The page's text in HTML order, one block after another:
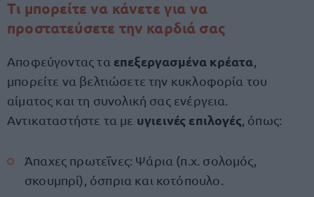
Τι μπορείτε να κάνετε για να
προστατεύσετε την καρδιά σας
Αποφεύγοντας τα επεξεργασμένα κρέατα
μπορείτε να βελτιώσετε την κυκλοφορία του
αίματος και τη συνολική σας ενέργεια.
Αντικαταστήστε τα με υγιεινές επιλογές , όπως:
Άπαχες πρωτεΐνες: Ψάρια (π.χ. σολομός,
σκουμπρί), όσπρια και κοτόπουλο.